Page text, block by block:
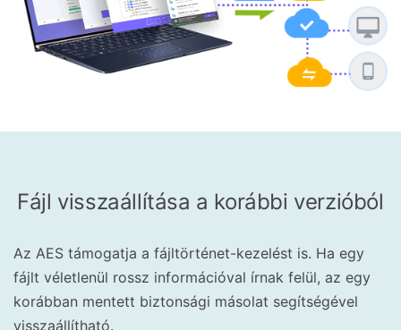
Fájl visszaállítása a korábbi verzióból
Az AES támogatja a fájltörténet-kezelést is. Ha egy
fájlt véletlenül rossz információval írnak felül, az egy
korábban mentett biztonsági másolat segítségével
visszaállítható.